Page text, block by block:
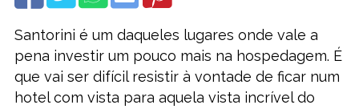
Santorini é um daqueles lugares onde vale a
pena investir um pouco mais na hospedagem. É
que vai ser difícil resistir à vontade de ficar num
hotel com vista para aquela vista incrível do